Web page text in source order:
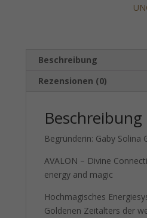
Beschreibung
Rezensionen (0)
Beschreibung
Begründerin: Gaby Solina
AVALON – Divine
energy and magic
Hochmagisches
Goldenen Zeitalters der